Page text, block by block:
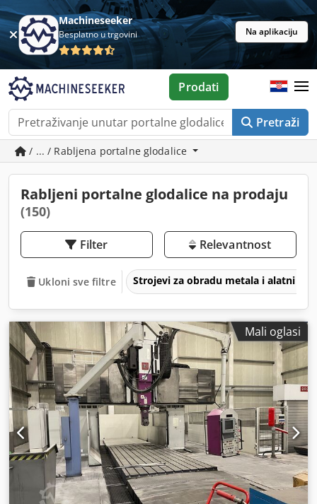
Machineseeker
Besplatno u trgovini Na aplikaciju
Pretraži
Prodati
/ ... / Rabljena portalne glodalice
Rabljeni portalne glodalice na prodaju
(150)
Filter Relevantnost
Ukloni sve filtre Strojevi za obradu metala i alatni
Mali oglasi